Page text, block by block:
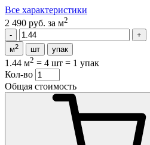
Все характеристики
2 490 руб. за м2
м2 шт упак
1.44 м2 = 4 шт = 1 упак
Кол-во
Общая стоимость